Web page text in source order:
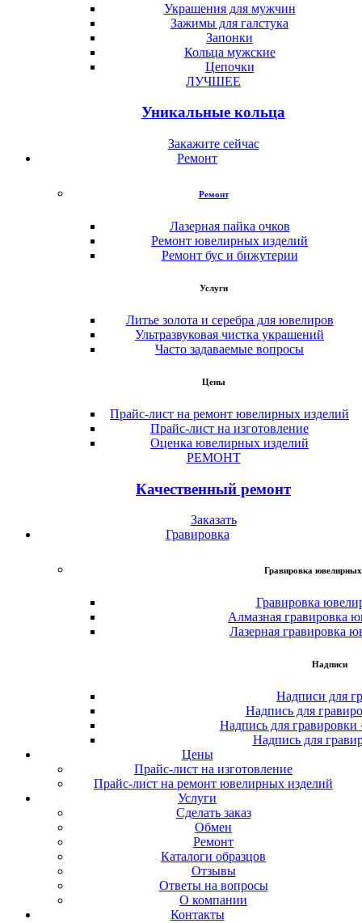
Украшения для мужчин
Зажимы для галстука
Запонки
Кольца мужские
Цепочки
ЛУЧШЕЕ
Уникальные кольца
Закажите сейчас
Ремонт
Ремонт
Лазерная пайка очков
Ремонт ювелирных изделий
Ремонт бус и бижутерии
Услуги
Литье золота и серебра для ювелиров
Ультразвуковая чистка украшений
Часто задаваемые вопросы
Цены
Прайс-лист на ремонт ювелирных изделий
Прайс-лист на изготовление
Оценка ювелирных изделий
РЕМОНТ
Качественный ремонт
Заказать
Гравировка
Гравировка ювелирных
Гравировка
Алмазная гравировка
Лазерная гравировка
Надписи
Надписи для
Надпись для
Надпись для
Надпись для
Цены
Прайс-лист на изготовление
Прайс-лист на ремонт ювелирных изделий
Услуги
Сделать заказ
Обмен
Ремонт
Каталоги образцов
Отзывы
Ответы на вопросы
О компании
Контакты